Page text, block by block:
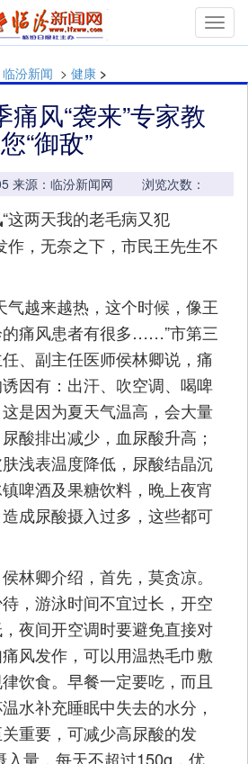
临汾新闻 > 健康 >
风“袭来”专家教
您“御敌”
来源：临汾新闻网 浏览次数：
“这两天我的老毛病又犯
，无奈之下，市民王先生不
越来越热，这个时候，像王
痛风患者有很多……”市第三
、副主任医师侯林卿说，痛
因有：出汗、吹空调、喝啤
是因为夏天气温高，会大量
酸排出减少，血尿酸升高；
浅表温度降低，尿酸结晶沉
啤酒及果糖饮料，晚上夜宵
成尿酸摄入过多，这些都可
卿介绍，首先，莫贪凉。
，游泳时间不宜过长，开空
夜间开空调时要避免直接对
风发作，可以用温热毛巾敷
饮食。早餐一定要吃，而且
水补充睡眠中失去的水分，
重要，可减少高尿酸的发
入量，每天不超过150g，优